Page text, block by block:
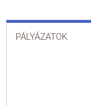
PÁLYÁZATOK